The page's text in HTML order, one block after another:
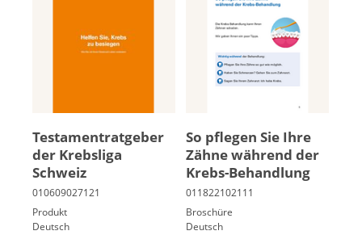
Français
Italiano
Tes­ta­men­trat­ge­ber
der Krebs­li­ga
Schweiz
Produkt
Deutsch
So pfle­gen Sie Ih­re
Zäh­ne wäh­rend der
Krebs-Be­hand­lung
Broschüre
Deutsch